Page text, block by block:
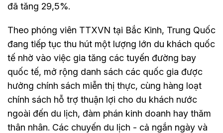
đã tăng 29,5%.
Theo phóng viên TTXVN tại Bắc Kinh, Trung Quốc
đang tiếp tục thu hút một lượng lớn du khách quốc
tế nhờ vào việc gia tăng các tuyến đường bay
quốc tế, mở rộng danh sách các quốc gia được
hưởng chính sách miễn thị thực, cùng hàng loạt
chính sách hỗ trợ thuận lợi cho du khách nước
ngoài đến du lịch, đàm phán kinh doanh hay thăm
thân nhân. Các chuyến du lịch - cả ngắn ngày và